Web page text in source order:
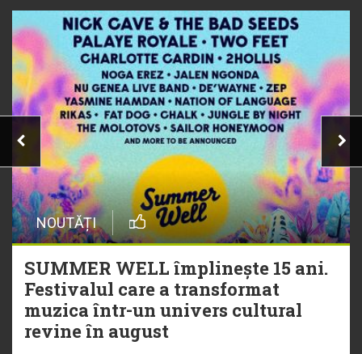
NOUTĂȚI
SUMMER WELL împlinește 15 ani.
Festivalul care a transformat
muzica într-un univers cultural
revine în august